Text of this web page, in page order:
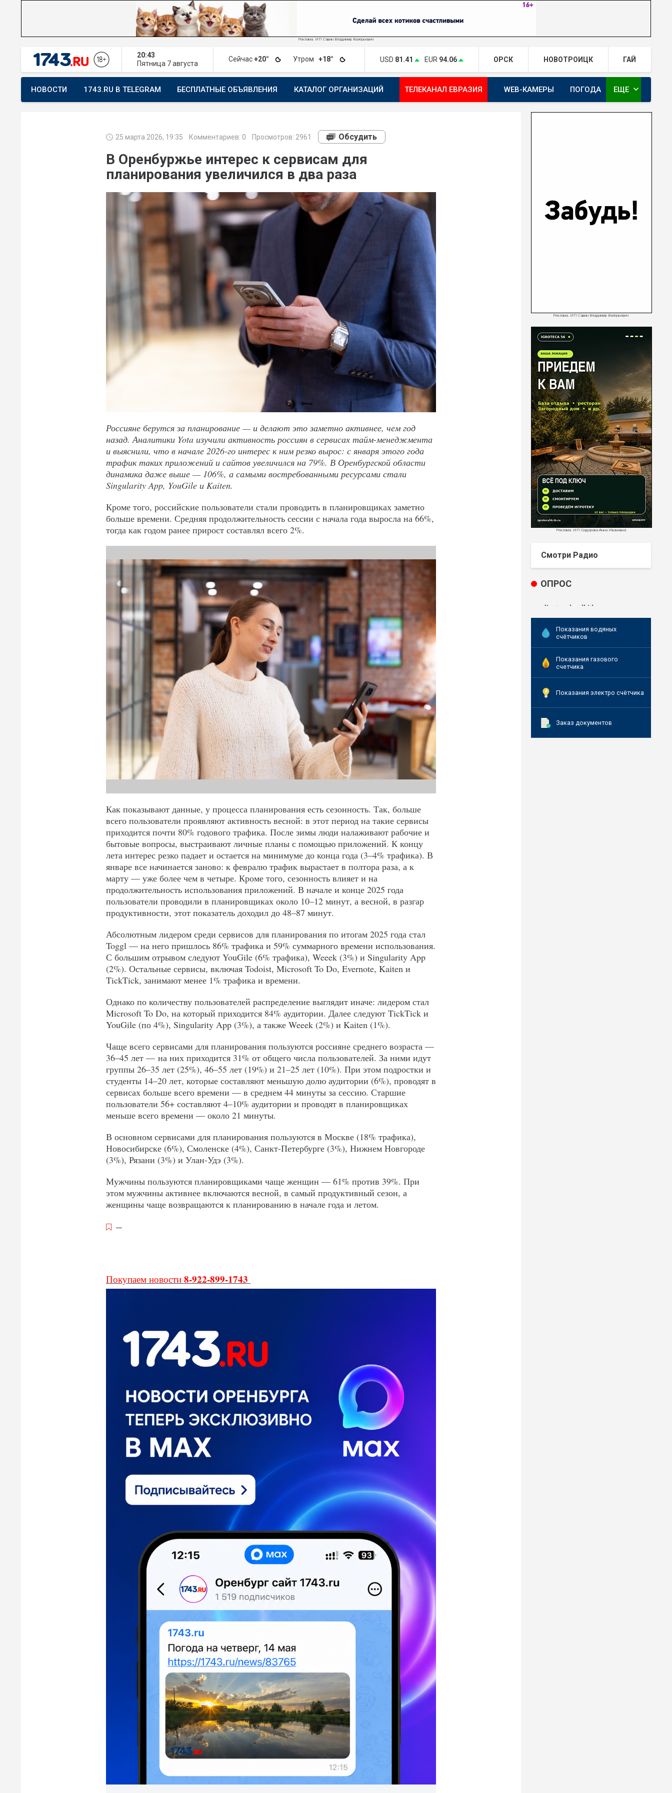
Реклама. ИП Савин Владимир Валерьевич
20:43
Пятница 7 августа
Сейчас+20° Утром +18° USD 81.41 EUR 94.06 ОРСК НОВОТРОИЦК ГАЙ
НОВОСТИ 1743.RU В TELEGRAM БЕСПЛАТНЫЕ ОБЪЯВЛЕНИЯ КАТАЛОГ ОРГАНИЗАЦИЙ ТЕЛЕКАНАЛ ЕВРАЗИЯ WEB-КАМЕРЫ ПОГОДА
ОРЕНБУРГ - ГЕРОИ РЯДОМ С НАМИ
ЕЩЕ expand_more
25 марта 2026, 19:35 Комментариев: 0 Просмотров: 2961 Обсудить
В Оренбуржье интерес к сервисам для
планирования увеличился в два раза
Россияне берутся за планирование — и делают это заметно активнее, чем год
назад. Аналитики Yota изучили активность россиян в сервисах тайм-менеджмента
и выяснили, что в начале 2026-го интерес к ним резко вырос: с января этого года
трафик таких приложений и сайтов увеличился на 79%. В Оренбургской области
динамика даже выше — 106%, а самыми востребованными ресурсами стали
Singularity App, YouGile и Kaiten.
Кроме того, российские пользователи стали проводить в планировщиках заметно
больше времени. Средняя продолжительность сессии с начала года выросла на 66%,
тогда как годом ранее прирост составлял всего 2%.
Как показывают данные, у процесса планирования есть сезонность. Так, больше
всего пользователи проявляют активность весной: в этот период на такие сервисы
приходится почти 80% годового трафика. После зимы люди налаживают рабочие и
бытовые вопросы, выстраивают личные планы с помощью приложений. К концу
лета интерес резко падает и остается на минимуме до конца года (3–4% трафика). В
январе все начинается заново: к февралю трафик вырастает в полтора раза, а к
марту — уже более чем в четыре. Кроме того, сезонность влияет и на
продолжительность использования приложений. В начале и конце 2025 года
пользователи проводили в планировщиках около 10–12 минут, а весной, в разгар
продуктивности, этот показатель доходил до 48–87 минут.
Абсолютным лидером среди сервисов для планирования по итогам 2025 года стал
Toggl — на него пришлось 86% трафика и 59% суммарного времени использования.
С большим отрывом следуют YouGile (6% трафика), Weeek (3%) и Singularity App
(2%). Остальные сервисы, включая Todoist, Microsoft To Do, Evernote, Kaiten и
TickTick, занимают менее 1% трафика и времени.
Однако по количеству пользователей распределение выглядит иначе: лидером стал
Microsoft To Do, на который приходится 84% аудитории. Далее следуют TickTick и
YouGile (по 4%), Singularity App (3%), а также Weeek (2%) и Kaiten (1%).
Чаще всего сервисами для планирования пользуются россияне среднего возраста —
36–45 лет — на них приходится 31% от общего числа пользователей. За ними идут
группы 26–35 лет (25%), 46–55 лет (19%) и 21–25 лет (10%). При этом подростки и
студенты 14–20 лет, которые составляют меньшую долю аудитории (6%), проводят в
сервисах больше всего времени — в среднем 44 минуты за сессию. Старшие
пользователи 56+ составляют 4–10% аудитории и проводят в планировщиках
меньше всего времени — около 21 минуты.
В основном сервисами для планирования пользуются в Москве (18% трафика),
Новосибирске (6%), Смоленске (4%), Санкт-Петербурге (3%), Нижнем Новгороде
(3%), Рязани (3%) и Улан-Удэ (3%).
Мужчины пользуются планировщиками чаще женщин — 61% против 39%. При
этом мужчины активнее включаются весной, в самый продуктивный сезон, а
женщины чаще возвращаются к планированию в начале года и летом.
—
Покупаем новости 8-922-899-1743
Реклама. ИП Савин Владимир Валерьевич
Реклама. ИП Сидорова Анна Ивановна
Смотри Радио
ОПРОС
Показания водяных
счётчиков
Показания газового
счетчика
Показания электро счётчика
Заказ документов